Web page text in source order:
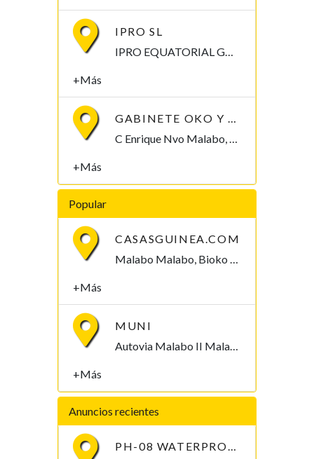
IPRO SL
+Más
+Más
Popular
CASASGUINEA.COM
Malabo Malabo, Bioko Norte , Guinea Ecuatorial
+Más
MUNI
Autovia Malabo II Malabo, Bioko Norte , Guinea Ecuatorial
+Más
Anuncios recientes
PH-08 WATERPROOF PEN-TYPE SOIL PH METER